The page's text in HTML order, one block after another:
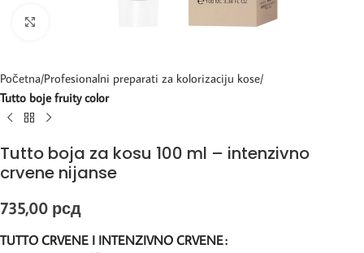
Početna Profesionalni preparati za kolorizaciju kose
Tutto boje fruity color
Tutto boja za kosu 100 ml – intenzivno
crvene nijanse
735,00 рсд
TUTTO CRVENE I INTENZIVNO CRVENE